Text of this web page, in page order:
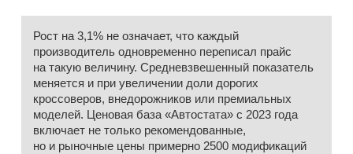
Рост на 3,1% не означает, что каждый
производитель одновременно переписал прайс
на такую величину. Средневзвешенный показатель
меняется и при увеличении доли дорогих
кроссоверов, внедорожников или премиальных
моделей. Ценовая база «Автостата» с 2023 года
включает не только рекомендованные,
но и рыночные цены примерно 2500 модификаций